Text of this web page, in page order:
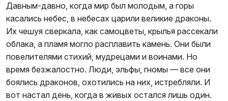
Давным-давно, когда мир был молодым, а горы
касались небес, в небесах царили великие драконы.
Их чешуя сверкала, как самоцветы, крылья рассекали
облака, а пламя могло расплавить камень. Они были
повелителями стихий, мудрецами и воинами. Но
время безжалостно. Люди, эльфы, гномы — все они
боялись драконов, охотились на них, истребляли. И
вот настал день, когда в живых остался лишь один.